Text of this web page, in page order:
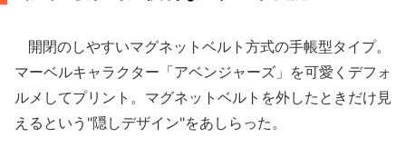
開閉のしやすいマグネットベルト方式の手帳型タイプ。
マーベルキャラクター「アベンジャーズ」を可愛くデフォ
ルメしてプリント。マグネットベルトを外したときだけ見
えるという"隠しデザイン"をあしらった。